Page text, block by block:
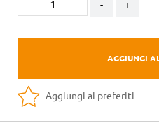
- +
AGGIUNGI
Aggiungi ai preferiti